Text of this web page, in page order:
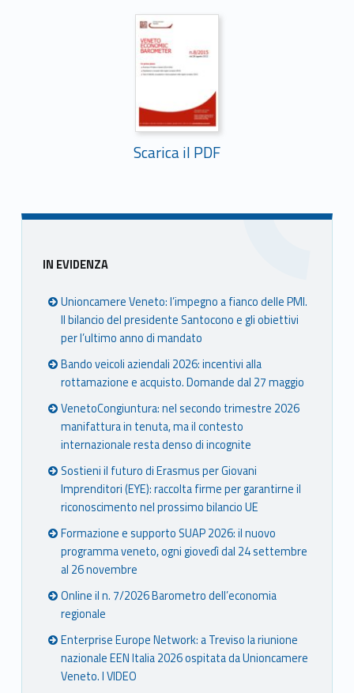
Scarica il PDF
Sidebar
IN EVIDENZA
Unioncamere Veneto: l’impegno a fianco delle PMI.
Il bilancio del presidente Santocono e gli obiettivi
per l’ultimo anno di mandato
Bando veicoli aziendali 2026: incentivi alla
rottamazione e acquisto. Domande dal 27 maggio
VenetoCongiuntura: nel secondo trimestre 2026
manifattura in tenuta, ma il contesto
internazionale resta denso di incognite
Sostieni il futuro di Erasmus per Giovani
Imprenditori (EYE): raccolta firme per garantirne il
riconoscimento nel prossimo bilancio UE
Formazione e supporto SUAP 2026: il nuovo
programma veneto, ogni giovedì dal 24 settembre
al 26 novembre
Online il n. 7/2026 Barometro dell’economia
regionale
Enterprise Europe Network: a Treviso la riunione
nazionale EEN Italia 2026 ospitata da Unioncamere
Veneto. I VIDEO